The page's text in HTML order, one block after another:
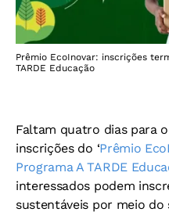
Prêmio EcoInovar: inscrições
TARDE Educação
Faltam quatro dias para
inscrições do ‘Prêmio
Programa A TARDE
interessados podem
sustentáveis por meio do